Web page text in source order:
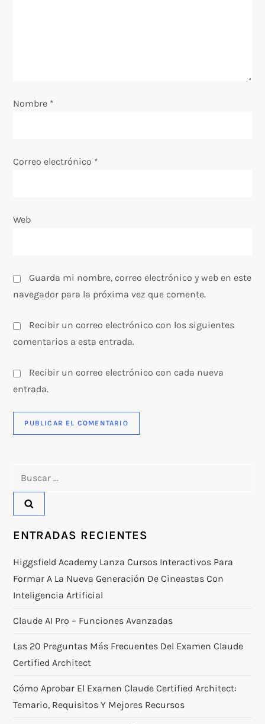
n
r
Nombre *
Correo electrónico *
Web
Guarda mi nombre, correo electrónico y web en este
navegador para la próxima vez que comente.
Recibir un correo electrónico con los siguientes
comentarios a esta entrada.
Recibir un correo electrónico con cada nueva
entrada.
ENTRADAS RECIENTES
Higgsfield Academy Lanza Cursos Interactivos Para
Formar A La Nueva Generación De Cineastas Con
Inteligencia Artificial
Claude AI Pro – Funciones Avanzadas
Las 20 Preguntas Más Frecuentes Del Examen Claude
Certified Architect
Cómo Aprobar El Examen Claude Certified Architect:
Temario, Requisitos Y Mejores Recursos